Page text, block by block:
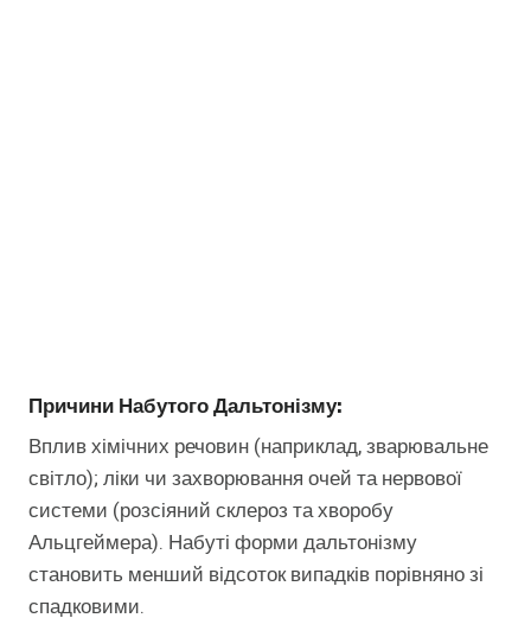
Причини Набутого Дальтонізму:
Вплив хімічних речовин (наприклад, зварювальне
світло); ліки чи захворювання очей та нервової
системи (розсіяний склероз та хворобу
Альцгеймера). Набуті форми дальтонізму
становить менший відсоток випадків порівняно зі
спадковими.